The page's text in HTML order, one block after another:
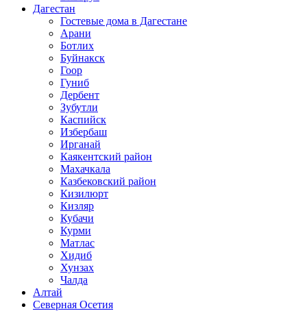
Дагестан
Гостевые дома в Дагестане
Арани
Ботлих
Буйнакск
Гоор
Гуниб
Дербент
Зубутли
Каспийск
Избербаш
Ирганай
Каякентский район
Махачкала
Казбековский район
Кизилюрт
Кизляр
Кубачи
Курми
Матлас
Хидиб
Хунзах
Чалда
Алтай
Северная Осетия